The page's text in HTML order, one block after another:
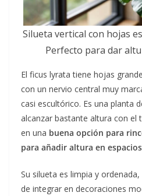
Silueta vertical con hojas
Perfecto para dar
El ficus lyrata tiene hojas
con un nervio central muy
casi escultórico. Es una planta
alcanzar bastante altura con el
en una buena opción para
para añadir altura en
Su silueta es limpia y
de integrar en decoraciones